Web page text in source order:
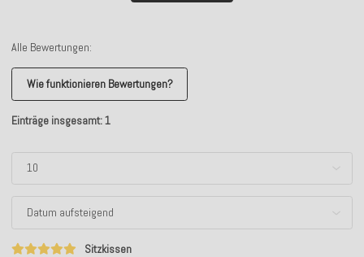
Alle Bewertungen:
Wie funktionieren Bewertungen?
Einträge insgesamt: 1
Sitzkissen